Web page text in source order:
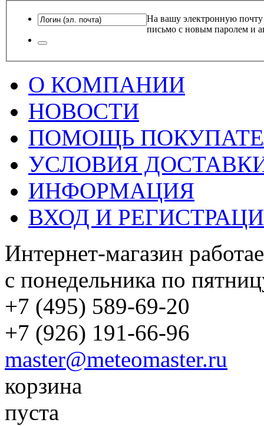
На вашу электронную почту
письмо с новым паролем и
О КОМПАНИИ
НОВОСТИ
ПОМОЩЬ
УСЛОВИЯ
ИНФОРМАЦИЯ
ВХОД И
Интернет-магазин
с понедельника по
+7 (495) 589-69-20
+7 (926) 191-66-96
master@meteomaster.ru
корзина
пуста